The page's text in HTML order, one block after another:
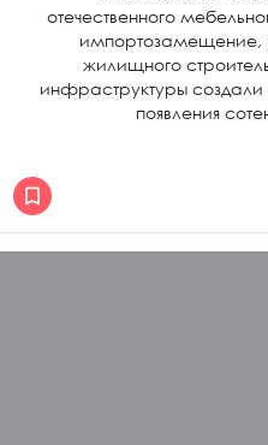
отечественного
импортозамещение,
жилищного
инфраструктуры создали
появления